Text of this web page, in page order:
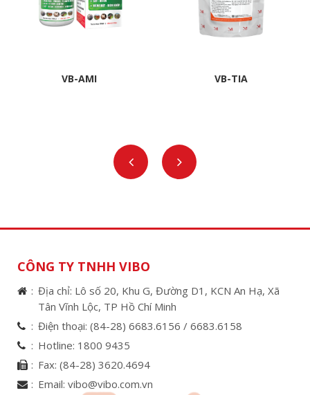
VB-AMI VB-TIA
CÔNG TY TNHH VIBO
Địa chỉ: Lô số 20, Khu G, Đường D1, KCN An Hạ, Xã
Tân Vĩnh Lộc, TP Hồ Chí Minh
Điện thoại: (84-28) 6683.6156 / 6683.6158
Hotline: 1800 9435
Fax: (84-28) 3620.4694
Email: vibo@vibo.com.vn